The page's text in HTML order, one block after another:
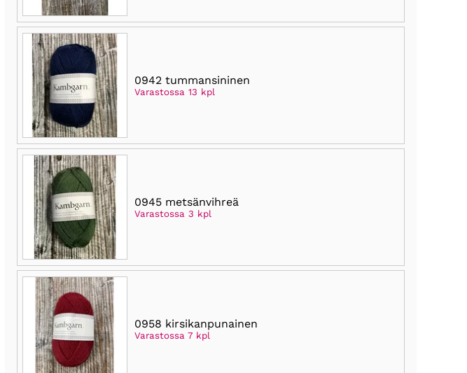
0942 tummansininen
Varastossa 13 kpl
0945 metsänvihreä
Varastossa 3 kpl
0958 kirsikanpunainen
Varastossa 7 kpl